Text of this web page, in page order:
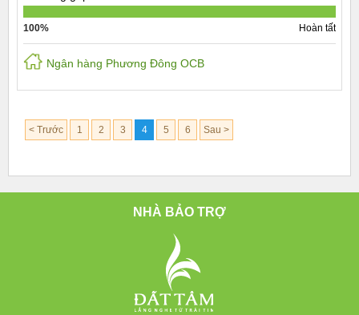
100% Hoàn tất
Ngân hàng Phương Đông OCB
< Trước 1 2 3 4 5 6 Sau >
NHÀ BẢO TRỢ